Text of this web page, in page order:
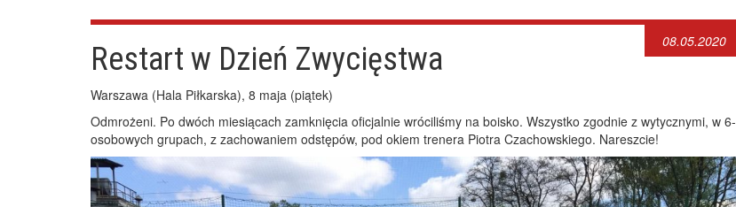
08.05.2020
Restart w Dzień Zwycięstwa
Warszawa (Hala Piłkarska), 8 maja (piątek)
Odmrożeni. Po dwóch miesiącach zamknięcia oficjalnie wróciliśmy na boisko. Wszystko zgodnie z wytycznymi, w 6-
osobowych grupach, z zachowaniem odstępów, pod okiem trenera Piotra Czachowskiego. Nareszcie!